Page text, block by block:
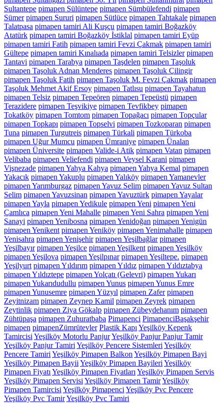
Sultantepe pimapen Sülüntepe pimapen Sümbülefendi pimapen
Sümer pimapen Sururi pimapen Sütlüce pimapen Tahtakale pimapen
Talatpasa pimapen tamiri Ali Kuşçu pimapen tamiri Boğazköy
Atatürk pimapen tamiri Boğazköy İstiklal pimapen tamiri Eyüp
pimapen tamiri Fatih pimapen tamiri Fevzi Çakmak pimapen tamiri
Gültepe pimapen tamiri Kınalıada pimapen tamiri Telsizler pimapen
Tantavi pimapen Tarabya pimapen Taşdelen pimapen Taşoluk
pimapen Taşoluk Adnan Menderes pimapen Taşoluk Çilingir
pimapen Taşoluk Fatih pimapen Taşoluk M. Fevzi Çakmak pimapen
Taşoluk Mehmet Akif Ersoy pimapen Tatlısu pimapen Tayahatun
pimapen Telsiz pimapen Tepeören pimapen Tepeüstü pimapen
Terazidere pimapen Teşvikiye pimapen Tevfikbey pimapen
Tokatköy pimapen Tomtom pimapen Topağacı pimapen Topçular
pimapen Topkapı pimapen Topselvi pimapen Tozkoparan pimapen
Tuna pimapen Turgutreis pimapen Türkali pimapen Türkoba
pimapen Uğur Mumcu pimapen Ümraniye pimapen Ünalan
pimapen Üniversite pimapen Valide-i Atik pimapen Vatan pimapen
Velibaba pimapen Veliefendi pimapen Veysel Karani pimapen
Vişnezade pimapen Yahya Kahya pimapen Yahya Kemal pimapen
Yakacık pimapen Yakuplu pimapen Yalıköy pimapen Yamanevler
pimapen Yarımburgaz pimapen Yavuz Selim pimapen Yavuz Sultan
Selim pimapen Yavuzsinan pimapen Yavuztürk pimapen Yayalar
pimapen Yayla pimapen Yedikule pimapen Yeni pimapen Yeni
Çamlıca pimapen Yeni Mahalle pimapen Yeni Sahra pimapen Yeni
Sanayi pimapen Yenibosna pimapen Yenidoğan pimapen Yenigün
pimapen Yenikent pimapen Yeniköy pimapen Yenimahalle pimapen
Yenisahra pimapen Yenişehir pimapen Yeşilbağlar pimapen
Yeşilbayır pimapen Yeşilce pimapen Yeşilkent pimapen Yeşilköy
pimapen Yeşilova pimapen Yeşilpınar pimapen Yeşiltepe. pimapen
Yeşilyurt pimapen Yıldırım pimapen Yıldız pimapen Yıldıztabya
pimapen Yıldıztepe pimapen Yolçatı (Gelevri) pimapen Yukarı
pimapen Yukarıdudullu pimapen Yunus pimapen Yunus Emre
pimapen Yunusemre pimapen Yüzyıl pimapen Zafer pimapen
Zeyitnizam pimapen Zeynep Kamil pimapen Zeyrek pimapen
Zeytinlik pimapen Ziya Gökalp pimapen Zübeydehanım pimapen
Zühtüpaşa pimapen Zuhuratbaba Pimapenci PimapenciBaşakşehir
pimapen pimapenZümrütevler Plastik Kapı Yeşilköy Kepenk
Tamircisi Yeşilköy Motorlu PanjurYeşilköy Panjur Panjur Tamir
Yeşilköy Panjur Tamiri Yeşilköy Pencere Sistemleri Yeşilköy
Pencere Tamiri Yeşilköy Pimapen Balkon Yeşilköy Pimapen Bayi
Yeşilköy Pimapen Bayii Yeşilköy Pimapen Bayileri Yeşilköy
Pimapen Fiyatı Yeşilköy Pimapen Fiyatları Yeşilköy Pimapen Servis
Yeşilköy Pimapen Servisi Yeşilköy Pimapen TamirYeşilköy
Pimapen Tamircisi Yeşilköy Pimapenci Yeşilköy Pvc Pencere
Yeşilköy Pvc TamirYeşilköy Pvc Tamiri